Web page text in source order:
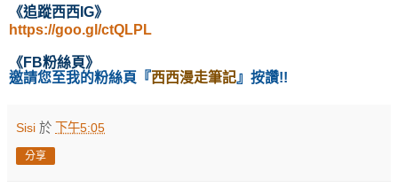
《追蹤西西IG》
https://goo.gl/ctQLPL
《FB粉絲頁》
邀請您至我的粉絲頁
『西西漫走筆記』按讚!!
Sisi 於 下午5:05
分享